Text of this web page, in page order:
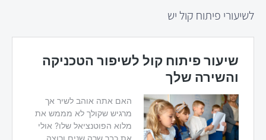
לשיעורי פיתוח קול יש